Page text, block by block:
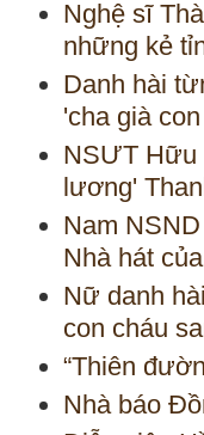
Nghệ sĩ
những kẻ
Danh hài
'cha già
NSƯT Hữu
lương'
Nam
Nhà hát
Nữ danh
con cháu
“Thiên
Nhà báo